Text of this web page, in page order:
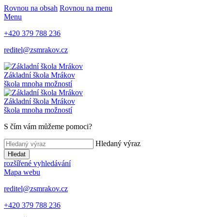
Rovnou na obsah Rovnou na menu
Menu
+420 379 788 236
reditel@zsmrakov.cz
Základní škola Mrákov
škola mnoha možností
Základní škola Mrákov
škola mnoha možností
S čím vám můžeme pomoci?
Hledaný výraz
Hledat
rozšířené vyhledávání
Mapa webu
reditel@zsmrakov.cz
+420 379 788 236